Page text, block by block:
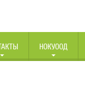
НОКУООД